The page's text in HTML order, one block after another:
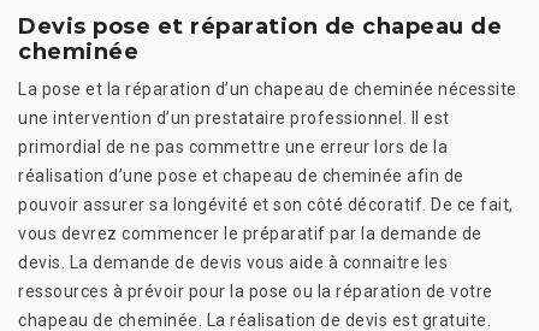
Devis pose et réparation de chapeau de
cheminée
La pose et la réparation d’un chapeau de cheminée nécessite
une intervention d’un prestataire professionnel. Il est
primordial de ne pas commettre une erreur lors de la
réalisation d’une pose et chapeau de cheminée afin de
pouvoir assurer sa longévité et son côté décoratif. De ce fait,
vous devrez commencer le préparatif par la demande de
devis. La demande de devis vous aide à connaitre les
ressources à prévoir pour la pose ou la réparation de votre
chapeau de cheminée. La réalisation de devis est gratuite.